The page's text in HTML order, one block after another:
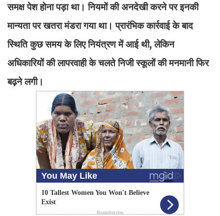
समक्ष पेश होना पड़ा था। नियमों की अनदेखी करने पर इनकी
मान्यता पर खतरा मंडरा गया था। प्रारंभिक कार्रवाई के बाद
स्थिति कुछ समय के लिए नियंत्रण में आई थी, लेकिन
अधिकारियों की लापरवाही के चलते निजी स्कूलों की मनमानी फिर
बढ़ने लगी।